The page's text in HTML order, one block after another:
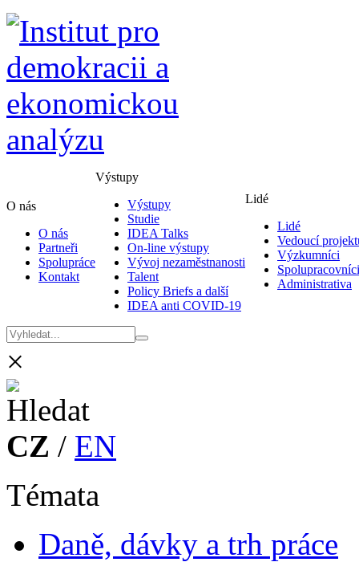
O nás
O nás
Partneři
Spolupráce
Kontakt
Výstupy
Výstupy
Studie
IDEA Talks
On-line výstupy
Vývoj nezaměstnanosti
Talent
Policy Briefs a další
IDEA anti COVID-19
Lidé
Lidé
Vedoucí
Výzkumníci
Spolupracovníci
Administrativa
×
CZ / EN
Témata
Daně, dávky a trh práce